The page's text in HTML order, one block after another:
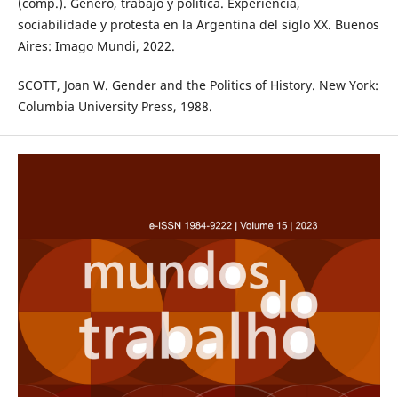
sociabilidade y protesta en la Argentina del siglo XX. Buenos
Aires: Imago Mundi, 2022.
SCOTT, Joan W. Gender and the Politics of History. New York:
Columbia University Press, 1988.